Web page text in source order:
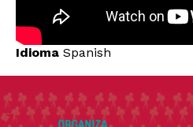
Idioma Spanish